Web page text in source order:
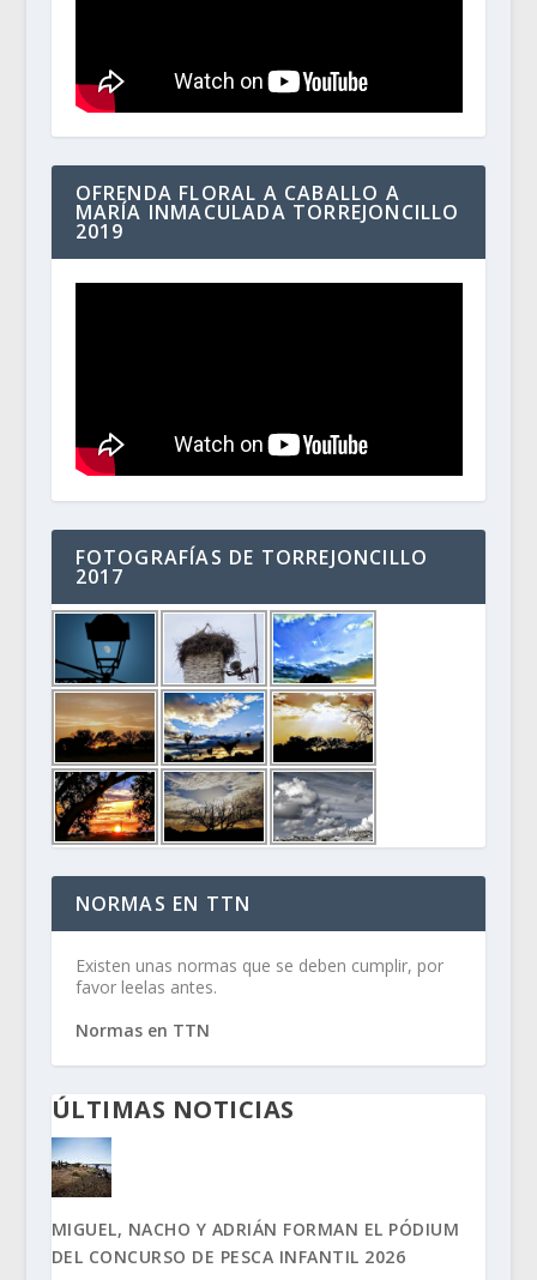
OFRENDA FLORAL A CABALLO A
MARÍA INMACULADA TORREJONCILLO
2019
FOTOGRAFÍAS DE TORREJONCILLO
2017
NORMAS EN TTN
Existen unas normas que se deben cumplir, por
favor leelas antes.
Normas en TTN
ÚLTIMAS NOTICIAS
MIGUEL, NACHO Y ADRIÁN FORMAN EL PÓDIUM
DEL CONCURSO DE PESCA INFANTIL 2026